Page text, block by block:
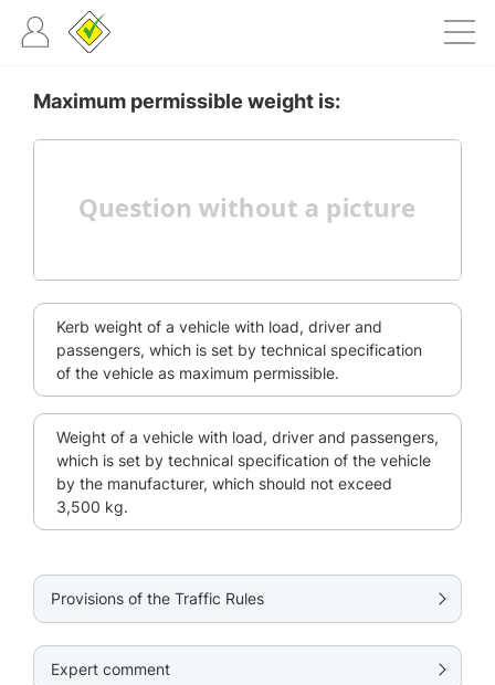
Maximum permissible weight is:
Kerb weight of a vehicle with load, driver and
passengers, which is set by technical specification
of the vehicle as maximum permissible.
Weight of a vehicle with load, driver and passengers,
which is set by technical specification of the vehicle
by the manufacturer, which should not exceed
3,500 kg.
Provisions of the Traffic Rules
Expert comment